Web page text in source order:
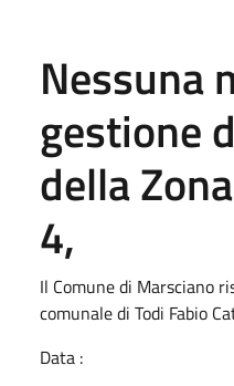
Nessuna
gestione
della
4,
Il Comune di Marsciano
comunale di Todi Fabio
Data :